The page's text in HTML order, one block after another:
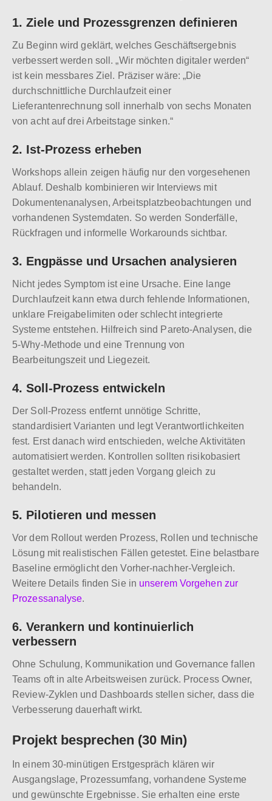
1. Ziele und Prozessgrenzen definieren
Zu Beginn wird geklärt, welches Geschäftsergebnis
verbessert werden soll. „Wir möchten digitaler werden“
ist kein messbares Ziel. Präziser wäre: „Die
durchschnittliche Durchlaufzeit einer
Lieferantenrechnung soll innerhalb von sechs Monaten
von acht auf drei Arbeitstage sinken.“
2. Ist-Prozess erheben
Workshops allein zeigen häufig nur den vorgesehenen
Ablauf. Deshalb kombinieren wir Interviews mit
Dokumentenanalysen, Arbeitsplatzbeobachtungen und
vorhandenen Systemdaten. So werden Sonderfälle,
Rückfragen und informelle Workarounds sichtbar.
3. Engpässe und Ursachen analysieren
Nicht jedes Symptom ist eine Ursache. Eine lange
Durchlaufzeit kann etwa durch fehlende Informationen,
unklare Freigabelimiten oder schlecht integrierte
Systeme entstehen. Hilfreich sind Pareto-Analysen, die
5-Why-Methode und eine Trennung von
Bearbeitungszeit und Liegezeit.
4. Soll-Prozess entwickeln
Der Soll-Prozess entfernt unnötige Schritte,
standardisiert Varianten und legt Verantwortlichkeiten
fest. Erst danach wird entschieden, welche Aktivitäten
automatisiert werden. Kontrollen sollten risikobasiert
gestaltet werden, statt jeden Vorgang gleich zu
behandeln.
5. Pilotieren und messen
Vor dem Rollout werden Prozess, Rollen und technische
Lösung mit realistischen Fällen getestet. Eine belastbare
Baseline ermöglicht den Vorher-nachher-Vergleich.
Weitere Details finden Sie in unserem Vorgehen zur
Prozessanalyse.
6. Verankern und kontinuierlich
verbessern
Ohne Schulung, Kommunikation und Governance fallen
Teams oft in alte Arbeitsweisen zurück. Process Owner,
Review-Zyklen und Dashboards stellen sicher, dass die
Verbesserung dauerhaft wirkt.
Projekt besprechen (30 Min)
In einem 30-minütigen Erstgespräch klären wir
Ausgangslage, Prozessumfang, vorhandene Systeme
und gewünschte Ergebnisse. Sie erhalten eine erste